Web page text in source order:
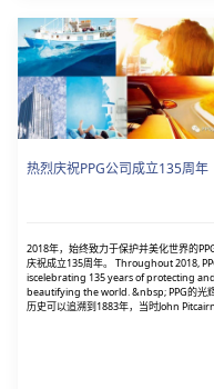
热烈庆祝PPG公司成立135周年
2018年，始终致力于保护并美化世界的
庆祝成立135周年。 Throughout 2018, PPG
iscelebrating 135 years of protecting and
beautifying the world. &nbsp; PPG的光辉
历史可以追溯到1883年，当时John